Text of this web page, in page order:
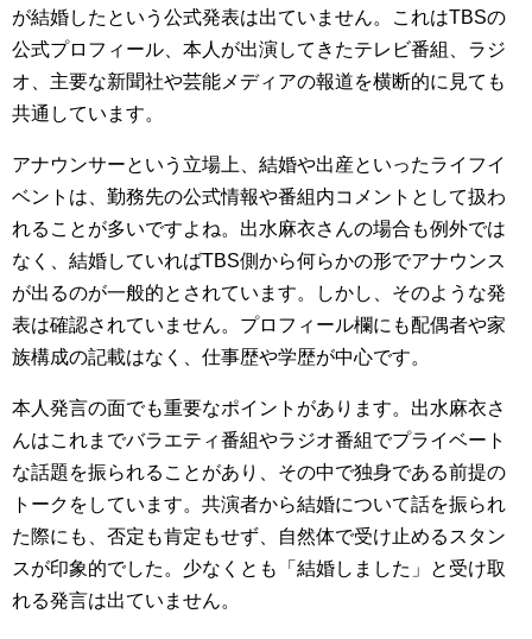
が結婚したという公式発表は出ていません。これはTBSの
公式プロフィール、本人が出演してきたテレビ番組、ラジ
オ、主要な新聞社や芸能メディアの報道を横断的に見ても
共通しています。
アナウンサーという立場上、結婚や出産といったライフイ
ベントは、勤務先の公式情報や番組内コメントとして扱わ
れることが多いですよね。出水麻衣さんの場合も例外では
なく、結婚していればTBS側から何らかの形でアナウンス
が出るのが一般的とされています。しかし、そのような発
表は確認されていません。プロフィール欄にも配偶者や家
族構成の記載はなく、仕事歴や学歴が中心です。
本人発言の面でも重要なポイントがあります。出水麻衣さ
んはこれまでバラエティ番組やラジオ番組でプライベート
な話題を振られることがあり、その中で独身である前提の
トークをしています。共演者から結婚について話を振られ
た際にも、否定も肯定もせず、自然体で受け止めるスタン
スが印象的でした。少なくとも「結婚しました」と受け取
れる発言は出ていません。